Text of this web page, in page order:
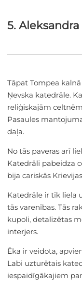
5.
Tāpat Tompea
Ņevska katedrāle.
reliģiskajām
Pasaules
daļa.
No tās paveras arī
Katedrāli pabeidza
bija cariskās
Katedrāle ir tik liela
tās varenības. Tās
kupoli, detalizētas
interjers.
Ēka ir veidota,
Labi uzturētais
iespaidīgākajiem